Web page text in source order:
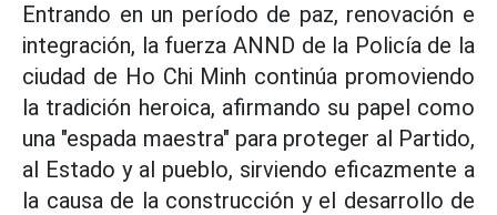
Entrando en un período de paz, renovación e
integración, la fuerza ANND de la Policía de la
ciudad de Ho Chi Minh continúa promoviendo
la tradición heroica, afirmando su papel como
una "espada maestra" para proteger al Partido,
al Estado y al pueblo, sirviendo eficazmente a
la causa de la construcción y el desarrollo de